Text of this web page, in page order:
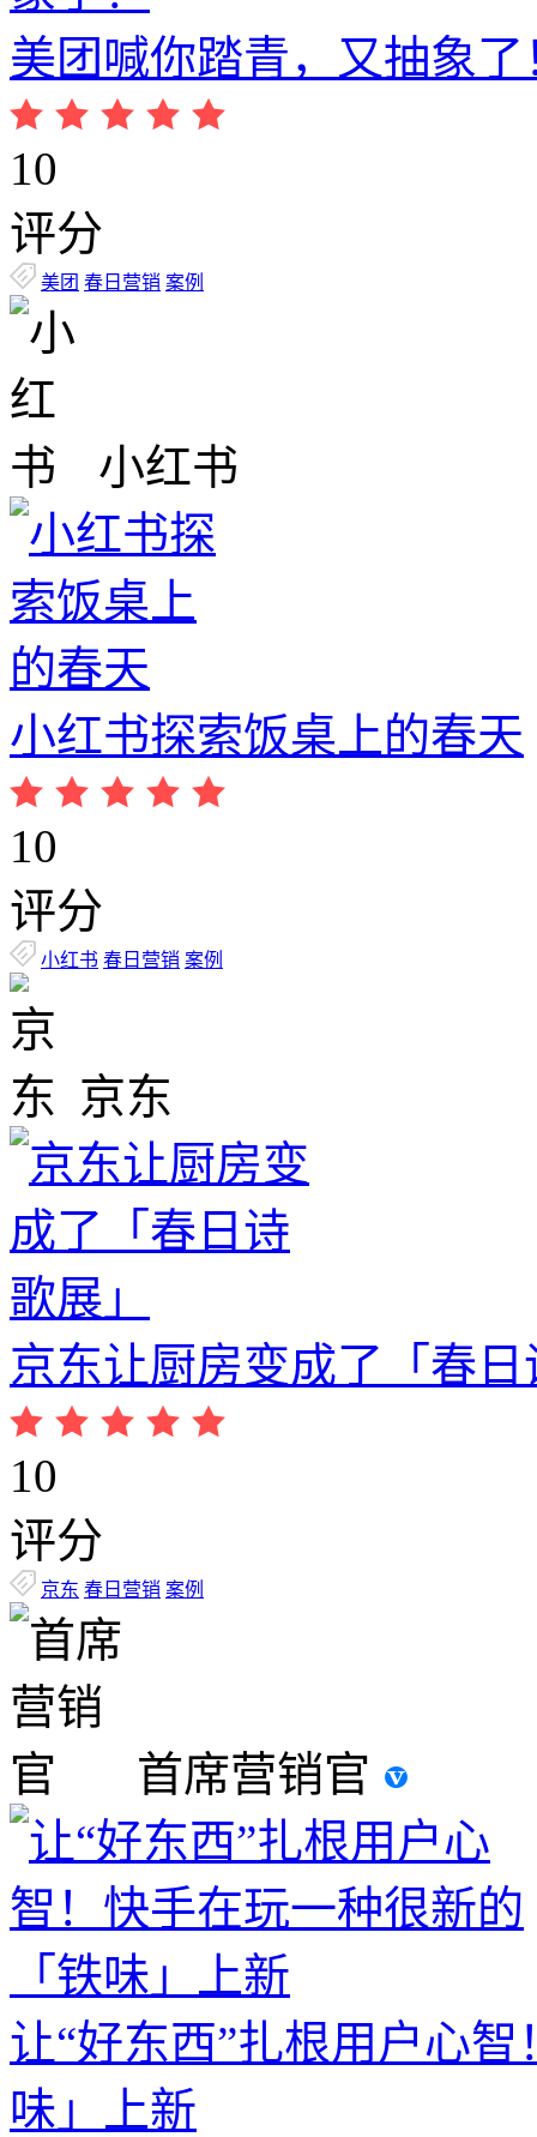
美团喊你踏青，又抽象了
10
评分
美团 春日营销 案例
小红书
小红书探索饭桌上的春天
10
评分
小红书 春日营销 案例
京东
京东让厨房变成了「春
10
评分
京东 春日营销 案例
首席营销官
让“好东西”扎根用户心
味」上新